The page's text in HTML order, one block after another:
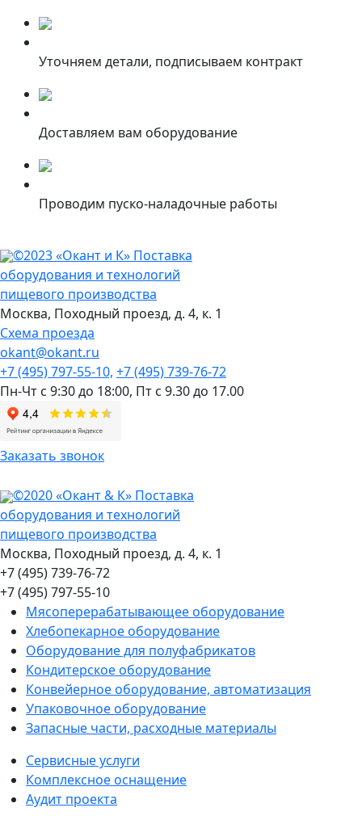
Уточняем детали, подписываем контракт
Доставляем вам оборудование
Проводим пуско-наладочные работы
©2023 «Окант и К» Поставка
оборудования и технологий
пищевого производства
Москва, Походный проезд, д. 4, к. 1
Схема проезда
okant@okant.ru
+7 (495) 797-55-10, +7 (495) 739-76-72
Пн-Чт с 9:30 до 18:00, Пт с 9.30 до 17.00
Заказать звонок
©2020 «Окант & К» Поставка
оборудования и технологий
пищевого производства
Москва, Походный проезд, д. 4, к. 1
+7 (495) 739-76-72
+7 (495) 797-55-10
Мясоперерабатывающее оборудование
Хлебопекарное оборудование
Оборудование для полуфабрикатов
Кондитерское оборудование
Конвейерное оборудование, автоматизация
Упаковочное оборудование
Запасные части, расходные материалы
Сервисные услуги
Комплексное оснащение
Аудит проекта